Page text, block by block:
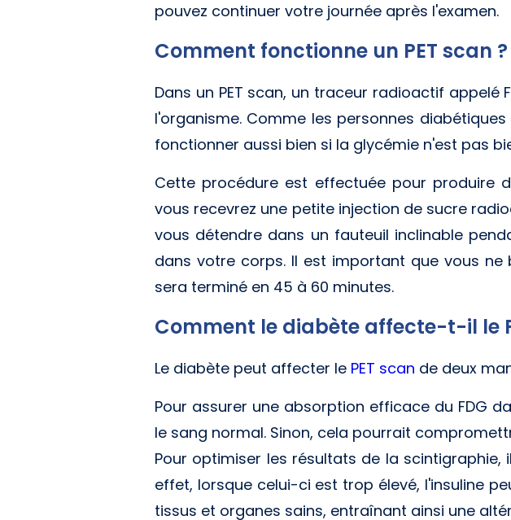
pouvez continuer votre journée après l'examen.
Comment fonctionne un PET scan ?
Dans un PET scan, un traceur radioactif appelé
l'organisme. Comme les personnes
fonctionner aussi bien si la glycémie n'est pas
Cette procédure est effectuée pour produire
vous recevrez une petite injection de sucre
vous détendre dans un fauteuil inclinable
dans votre corps. Il est important que vous
sera terminé en 45 à 60 minutes.
Comment le diabète affecte-t-il le
Le diabète peut affecter le PET scan de deux
Pour assurer une absorption efficace du FDG
le sang normal. Sinon, cela pourrait
Pour optimiser les résultats de la
effet, lorsque celui-ci est trop élevé, l'insuline
tissus et organes sains, entraînant ainsi une